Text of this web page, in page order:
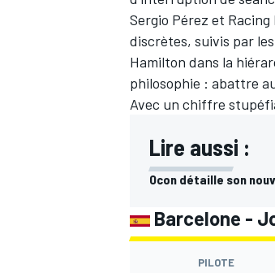
Sergio Pérez et Racing
discrètes, suivis par
Hamilton dans la
philosophie : abattre
Avec un chiffre
Lire aussi :
Ocon détaille son
Barcelone -
PILOTE